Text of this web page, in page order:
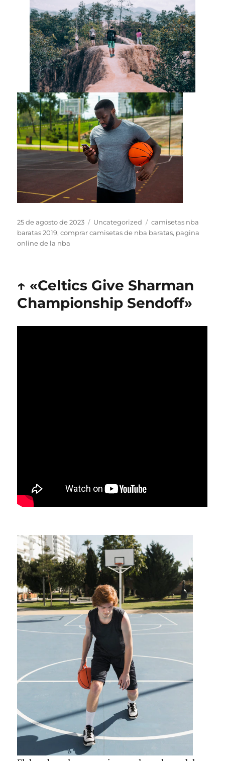
Publicado
el
25 de agosto de 2023 Categorías
Uncategorized Etiquetas
camisetas nba
baratas 2019,comprar camisetas de nba baratas, pagina
online de la nba
↑ «Celtics Give Sharman
Championship Sendoff»